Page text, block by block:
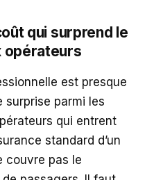
qui surprend le
opérateurs
est presque
surprise parmi les
qui entrent
standard d’un
couvre pas le